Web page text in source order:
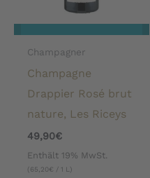
Champagner
Champagne
Drappier Rosé brut
nature, Les Riceys
49,90€
Enthält 19% MwSt.
(65,20 € / 1 L)